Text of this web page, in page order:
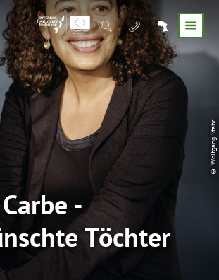
© Wolfgang Stahr
-
Töchter